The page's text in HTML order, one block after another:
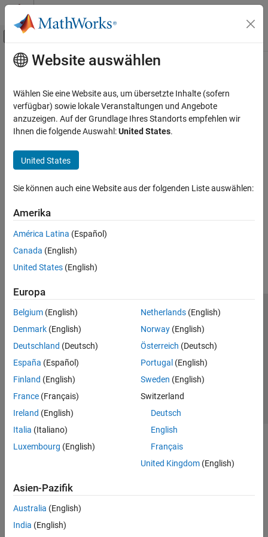
Weiter zum Inhalt
Umschaltung für Off-Canvas-
Startseite der Dokumentation
Hauptinhalt
How useful was this information?
Website auswählen
Wählen Sie eine Website aus, um übersetzte Inhalte (sofern
verfügbar) sowie lokale Veranstaltungen und Angebote
anzuzeigen. Auf der Grundlage Ihres Standorts empfehlen wir
Ihnen die folgende Auswahl:United States.
United States
Sie können auch eine Website aus der folgenden Liste auswählen:
Amerika
América Latina (Español)
Canada (English)
United States (English)
Europa
Belgium (English)
Denmark (English)
Deutschland (Deutsch)
España (Español)
Finland (English)
France (Français)
Ireland (English)
Italia (Italiano)
Luxembourg (English)
Netherlands(English)
Norway(English)
Österreich (Deutsch)
Portugal (English)
Sweden (English)
Switzerland
Deutsch
English
Français
United Kingdom(English)
Asien-Pazifik
Australia (English)
India (English)
Trust Center
Datenschutz-Richtlinien
Datendiebstahl verhindern
Status von Anwendungen
© 1994-2026 The MathWorks, Inc.
Website auswählen
Deutschland